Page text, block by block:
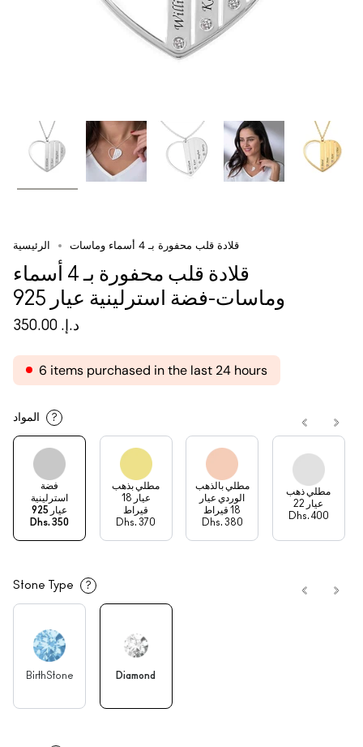
الرئيسية قلادة قلب محفورة بـ 4 أسماء وماسات
قلادة قلب محفورة بـ 4 أسماء
وماسات-فضة استرلينية عيار 925
د.إ.‏ 350.00
6 items purchased in the last 24 hours
?
فضة
استرلينية
عيار 925
Dhs. 350
مطلي بذهب
عيار 18
قيراط
Dhs. 370
مطلي بالذهب
الوردي عيار
18 قيراط
Dhs. 380
مطلي ذهب
عيار 22
Dhs. 400
Stone Type ?
BirthStone Diamond